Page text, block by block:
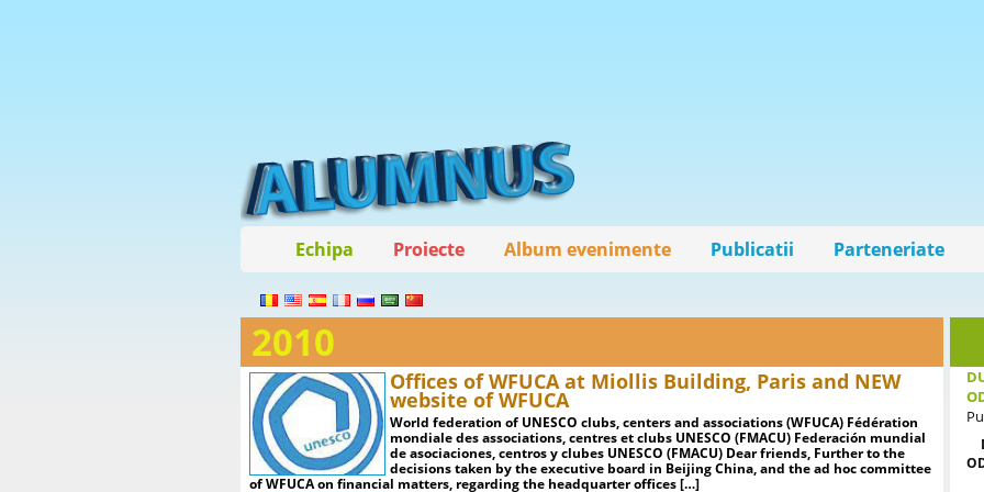
Echipa Proiecte Album evenimente Publicatii Parteneriate
2010
Offices of WFUCA at Miollis Building, Paris and NEW
website of WFUCA
World federation of UNESCO clubs, centers and associations (WFUCA) Fédération
mondiale des associations, centres et clubs UNESCO (FMACU) Federación mundial
de asociaciones, centros y clubes UNESCO (FMACU) Dear friends, Further to the
decisions taken by the executive board in Beijing China, and the ad hoc committee
of WFUCA on financial matters, regarding the headquarter offices […]